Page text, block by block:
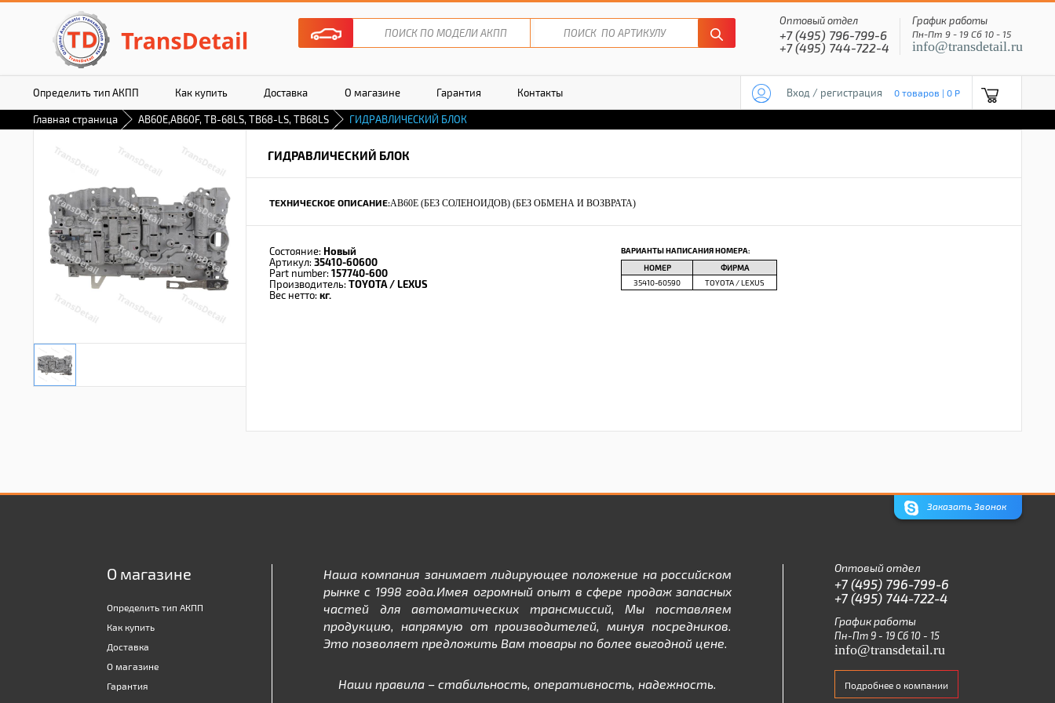
Оптовый отдел
+7 (495) 796-799-6
+7 (495) 744-722-4
График работы
Пн-Пт 9 - 19 Сб 10 - 15
info@transdetail.ru
Определить тип АКПП Как купить Доставка О магазине Гарантия Контакты Вход / регистрация 0 товаров | 0 P
Главная страница AB60E,AB60F, TB-68LS, TB68-LS, TB68LS ГИДРАВЛИЧЕСКИЙ БЛОК
ГИДРАВЛИЧЕСКИЙ БЛОК
ТЕХНИЧЕСКОЕ ОПИСАНИЕ:AB60E (БЕЗ СОЛЕНОИДОВ) (БЕЗ ОБМЕНА И ВОЗВРАТА)
Состояние: Новый
Артикул: 35410-60600
Part number: 157740-600
Производитель: TOYOTA / LEXUS
Вес нетто: кг.
ВАРИАНТЫ НАПИСАНИЯ НОМЕРА:
НОМЕР
ФИРМА
35410-60590
TOYOTA / LEXUS
Заказать Звонок
О магазине
Определить тип АКПП
Как купить
Доставка
О магазине
Гарантия
Наша компания занимает лидирующее положение на российском
рынке с 1998 года.Имея огромный опыт в сфере продаж запасных
частей для автоматических трансмиссий, Мы поставляем
продукцию, напрямую от производителей, минуя посредников.
Это позволяет предложить Вам товары по более выгодной цене.
Наши правила – стабильность, оперативность, надежность.
Оптовый отдел
+7 (495) 796-799-6
+7 (495) 744-722-4
График работы
Пн-Пт 9 - 19 Сб 10 - 15
info@transdetail.ru
Подробнее о компании